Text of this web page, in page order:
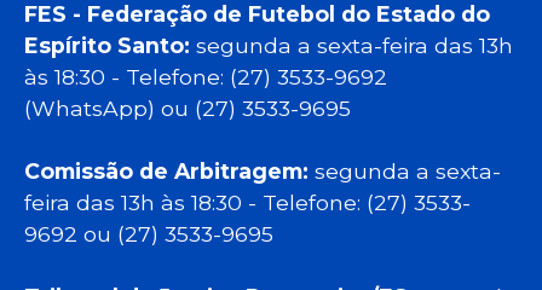
FES - Federação de Futebol do Estado do
Espírito Santo: segunda a sexta-feira das 13h
às 18:30 - Telefone: (27) 3533-9692
(WhatsApp) ou (27) 3533-9695
Comissão de Arbitragem: segunda a sexta-
feira das 13h às 18:30 - Telefone: (27) 3533-
9692 ou (27) 3533-9695